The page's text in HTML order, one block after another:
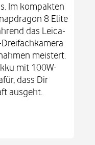
Im kompakten
8 Elite
das Leica-
meistert.
mit 100W-
dass Dir
ausgeht.